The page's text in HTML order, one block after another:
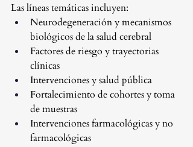
Las líneas temáticas incluyen:
Neurodegeneración y mecanismos
biológicos de la salud cerebral
Factores de riesgo y trayectorias
clínicas
Intervenciones y salud pública
Fortalecimiento de cohortes y toma
de muestras
Intervenciones farmacológicas y no
farmacológicas